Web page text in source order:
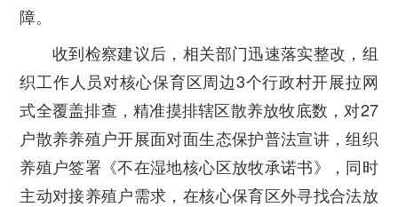
障。
收到检察建议后，相关部门迅速落实整改，组
织工作人员对核心保育区周边3个行政村开展拉网
式全覆盖排查，精准摸排辖区散养放牧底数，对27
户散养养殖户开展面对面生态保护普法宣讲，组织
养殖户签署《不在湿地核心区放牧承诺书》，同时
主动对接养殖户需求，在核心保育区外寻找合法放